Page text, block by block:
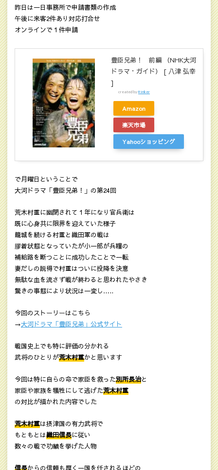
昨日は一日事務所で申請書類の作成
午後に来客2件あり対応打合せ
オンラインで１件申請
豊臣兄弟！ 前編 （NHK大河
ドラマ・ガイド） [ 八津 弘幸
]
created byRinker
Amazon
楽天市場
Yahooショッピング
で月曜日ということで
大河ドラマ「豊臣兄弟！」の第24回
荒木村重に幽閉されて１年になり官兵衛は
既に心身共に限界を迎えていた様子
籠城を続ける村重と織田軍の戦は
膠着状態となっていたが小一郎が兵糧の
補給路を断つことに成功したことで一転
妻だしの説得で村重はついに投降を決意
無駄な血を流さず戦が終わると思われたやさき
驚きの事態により状況は一変し…..
今回のストーリーはこちら
→大河ドラマ「豊臣兄弟」公式サイト
戦国史上でも特に評価の分かれる
武将のひとりが荒木村重かと思います
今回は特に自らの命で家臣を救った別所長治と
家臣や家族を犠牲にして逃げた荒木村重
の対比が描かれた内容でした
荒木村重は摂津国の有力武将で
もともとは織田信長に従い
数々の戦で功績を挙げた人物
信長からの信頼も厚く一国を任されるほどの